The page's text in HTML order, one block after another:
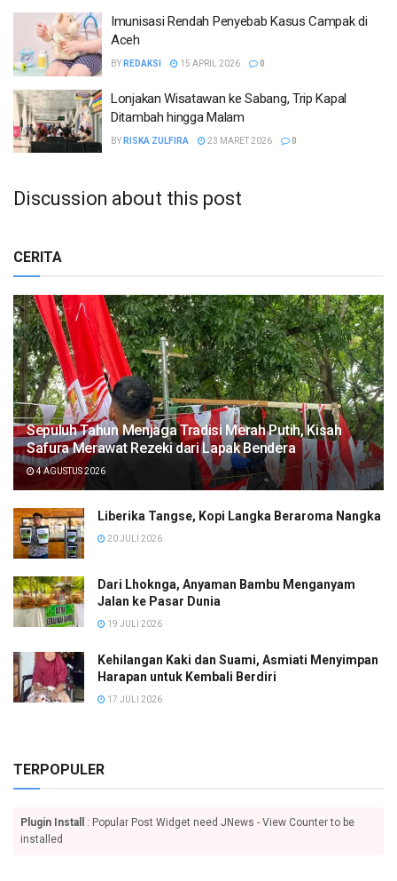
Imunisasi Rendah Penyebab Kasus Campak di
Aceh
BY REDAKSI 15 APRIL 2026 0
Lonjakan Wisatawan ke Sabang, Trip Kapal
Ditambah hingga Malam
BY RISKA ZULFIRA 23 MARET 2026 0
Discussion about this post
CERITA
Sepuluh Tahun Menjaga Tradisi Merah Putih, Kisah
Safura Merawat Rezeki dari Lapak Bendera
4 AGUSTUS 2026
Liberika Tangse, Kopi Langka Beraroma Nangka
20 JULI 2026
Dari Lhoknga, Anyaman Bambu Menganyam
Jalan ke Pasar Dunia
19 JULI 2026
Kehilangan Kaki dan Suami, Asmiati Menyimpan
Harapan untuk Kembali Berdiri
17 JULI 2026
TERPOPULER
Plugin Install
: Popular Post Widget need JNews - View Counter to be
installed